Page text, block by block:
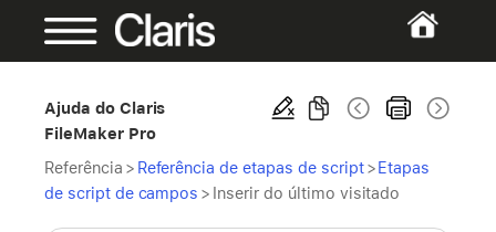
Ajuda do Claris
FileMaker Pro
Referência > Referência de etapas de script >Etapas
de script de campos > Inserir do último visitado